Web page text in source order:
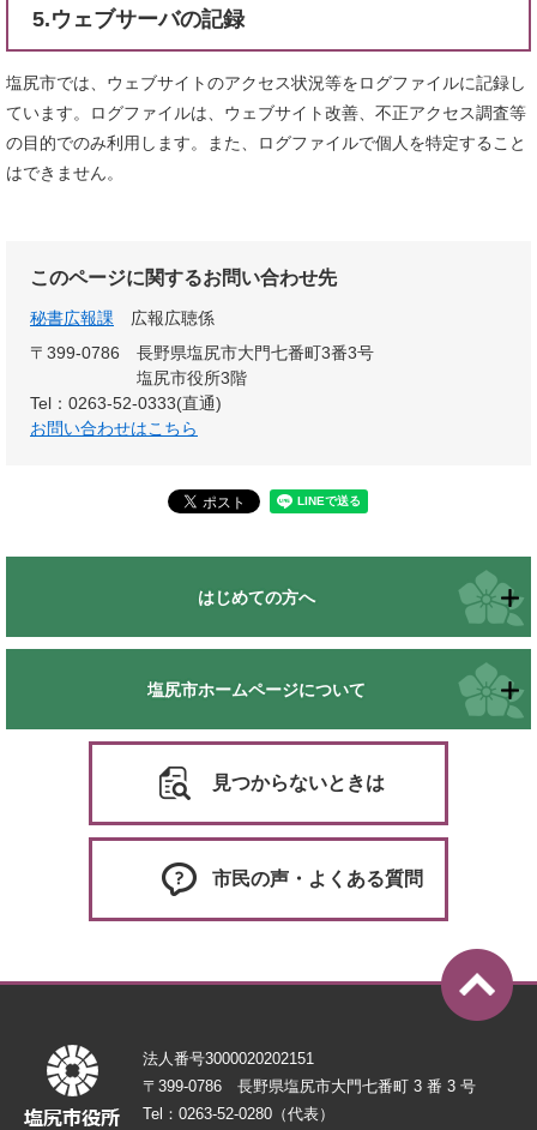
5.ウェブサーバの記録
塩尻市では、ウェブサイトのアクセス状況等をログファイルに記録し
ています。ログファイルは、ウェブサイト改善、不正アクセス調査等
の目的でのみ利用します。また、ログファイルで個人を特定すること
はできません。
このページに関するお問い合わせ先
秘書広報課
広報広聴係
〒399-0786
長野県塩尻市大門七番町3番3号
塩尻市役所3階
Tel：0263-52-0333(直通)
お問い合わせはこちら
はじめての方へ
塩尻市ホームページについて
見つからないときは
市民の声・よくある質問
法人番号3000020202151
〒399-0786 長野県塩尻市大門七番町 3 番 3 号
Tel：0263-52-0280（代表）